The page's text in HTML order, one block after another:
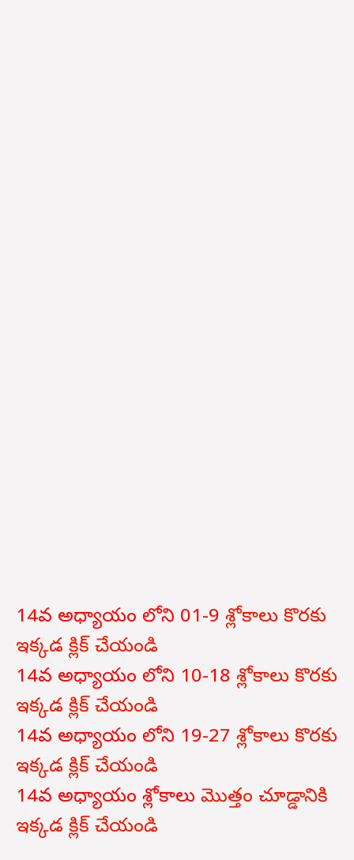
14వ అధ్యాయం లోని 01-9 శ్లోకాలు కొరకు
ఇక్కడ క్లిక్ చేయండి
14వ అధ్యాయం లోని 10-18 శ్లోకాలు కొరకు
ఇక్కడ క్లిక్ చేయండి
14వ అధ్యాయం లోని 19-27 శ్లోకాలు కొరకు
ఇక్కడ క్లిక్ చేయండి
14వ అధ్యాయం శ్లోకాలు మొత్తం చూడ్డానికి
ఇక్కడ క్లిక్ చేయండి